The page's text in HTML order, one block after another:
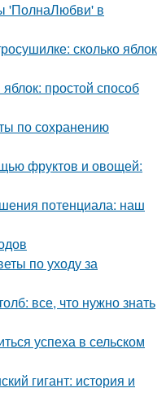
'ПолнаЛюбви' в
сколько яблок
простой способ
по сохранению
фруктов и овощей:
потенциала: наш
по уходу за
все, что нужно знать
успеха в сельском
гигант: история и